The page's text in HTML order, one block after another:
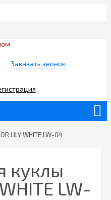
Заказать звонок
LILY WHITE LW-04
куклы
LW-